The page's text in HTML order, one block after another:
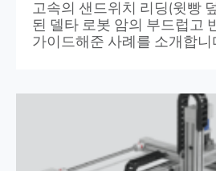
고속의 샌드위치 리딩(윗빵
된 델타 로봇 암의 부드럽고
가이드해준 사례를 소개합니